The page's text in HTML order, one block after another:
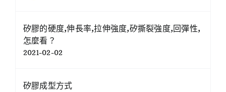
矽膠的硬度,伸長率,拉伸強度,矽撕裂強度,回彈性,
怎麼看？
2021-02-02
矽膠成型方式